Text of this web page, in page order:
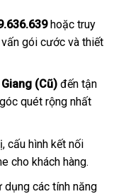
hoặc truy
gói cước và thiết
(Cũ)đến tận
quét rộng nhất
cấu hình kết nối
cho khách hàng.
các tính năng